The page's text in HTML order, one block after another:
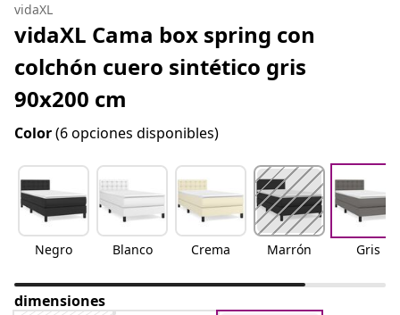
vidaXL
vidaXL Cama box spring con
colchón cuero sintético gris
90x200 cm
Color(6 opciones disponibles)
Negro Blanco Crema Marrón Gris
dimensiones